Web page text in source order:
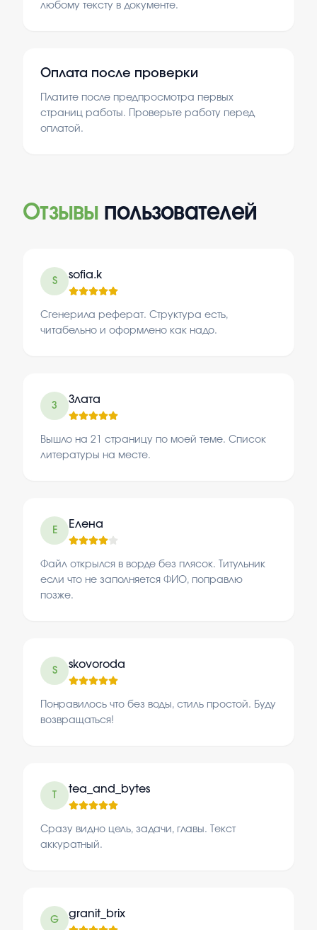
любому тексту в документе.
Оплата после проверки
Платите после предпросмотра первых
страниц работы. Проверьте работу перед
оплатой.
Отзывы пользователей
S
sofia.k
Сгенерила реферат. Структура есть,
читабельно и оформлено как надо.
З
Злата
Вышло на 21 страницу по моей теме. Список
литературы на месте.
Е
Елена
Файл открылся в ворде без плясок. Титульник
если что не заполняется ФИО, поправлю
позже.
S
skovoroda
Понравилось что без воды, стиль простой. Буду
возвращаться!
tea_and_bytes
Сразу видно цель, задачи, главы. Текст
аккуратный.
G
granit_brix